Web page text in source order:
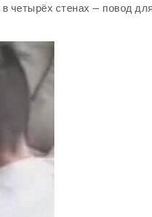
четырёх стенах — повод